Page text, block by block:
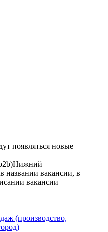
появляться новые
Нижний
названии вакансии, в
вакансии
(производство,